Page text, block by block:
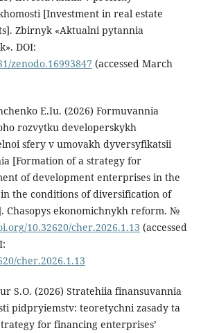
[Investment in real estate
Zbirnyk «Aktualni pytannia
DOI:
zenodo.16993847 (accessed March
E.Iu. (2026) Formuvannia
rozvytku developerskykh
sfery v umovakh dyversyfikatsii
[Formation of a strategy for
of development enterprises in the
the conditions of diversification of
Chasopys ekonomichnykh reform. №
10.32620/cher.2026.1.13 (accessed
cher.2026.1.13
S.O. (2026) Stratehiia finansuvannia
pidpryiemstv: teoretychni zasady ta
for financing enterprises’